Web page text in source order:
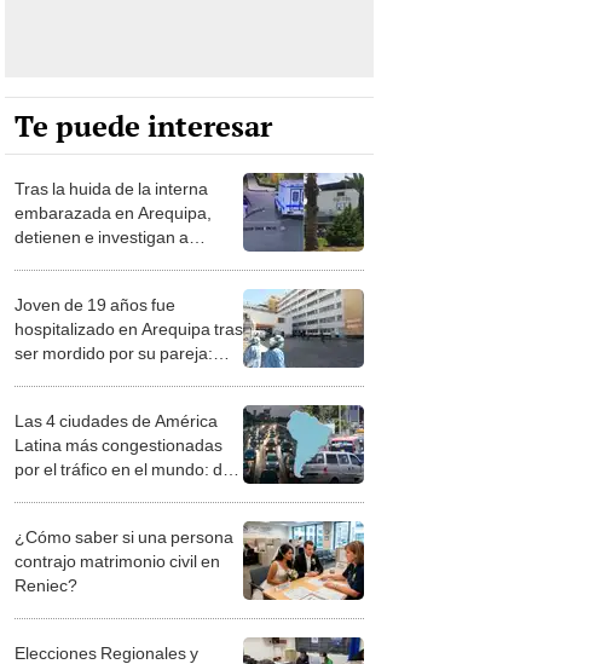
Te puede interesar
Tras la huida de la interna
embarazada en Arequipa,
detienen e investigan a
fuga
Joven de 19 años fue
hospitalizado en Arequipa tras
ser mordido por su pareja:
Las 4 ciudades de América
Latina más congestionadas
por el tráfico en el mundo: dos
¿Cómo saber si una persona
contrajo matrimonio civil en
Reniec?
Elecciones Regionales y